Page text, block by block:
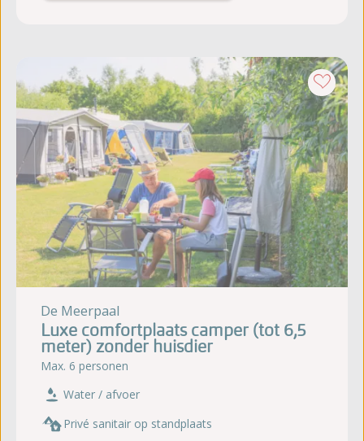
De Meerpaal
Luxe comfortplaats camper (tot 6,5
meter) zonder huisdier
Max. 6 personen
Water / afvoer
Privé sanitair op standplaats